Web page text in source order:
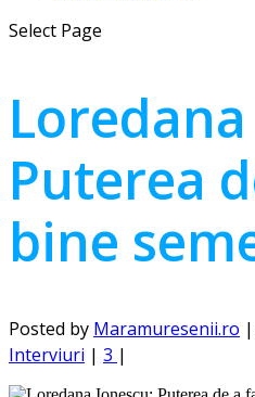
Select Page
Puterea
bine
Posted by Maramuresenii.ro |
Interviuri | 3 |